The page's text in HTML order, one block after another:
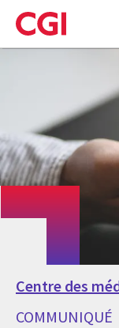
Skip
to
main
Centre des
COMMUNIQUÉ